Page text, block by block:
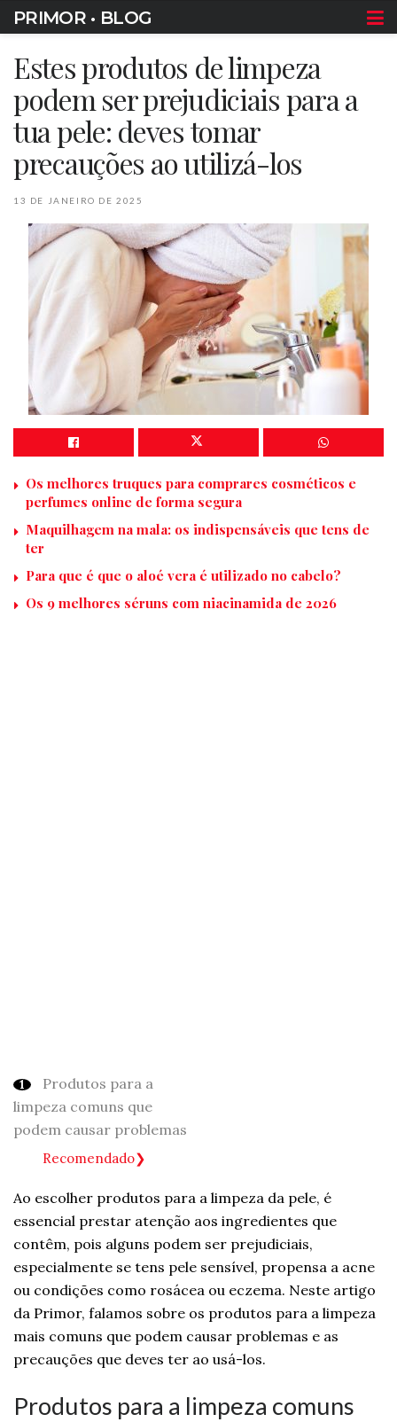
PRIMOR • BLOG
Estes produtos de limpeza
podem ser prejudiciais para a
tua pele: deves tomar
precauções ao utilizá-los
13 DE JANEIRO DE 2025
Os melhores truques para comprares cosméticos e
perfumes online de forma segura
Maquilhagem na mala: os indispensáveis que tens de
ter
Para que é que o aloé vera é utilizado no cabelo?
Os 9 melhores séruns com niacinamida de 2026
Produtos para a
limpeza comuns que
podem causar problemas
Recomendado
Ao escolher produtos para a limpeza da pele, é
essencial prestar atenção aos ingredientes que
contêm, pois alguns podem ser prejudiciais,
especialmente se tens pele sensível, propensa a acne
ou condições como rosácea ou eczema. Neste artigo
da Primor, falamos sobre os produtos para a limpeza
mais comuns que podem causar problemas e as
precauções que deves ter ao usá-los.
Produtos para a limpeza comuns